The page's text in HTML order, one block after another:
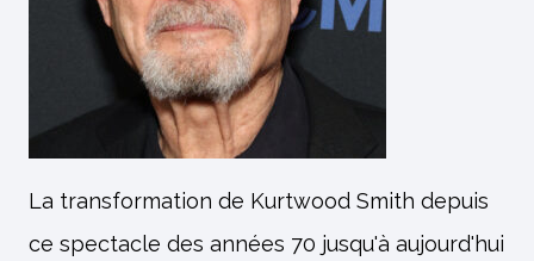
La transformation de Kurtwood Smith depuis
ce spectacle des années 70 jusqu'à aujourd'hui